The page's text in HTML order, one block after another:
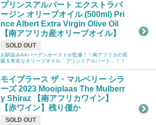
プリンスアルバート エクストラバ
ージン オリーブオイル (500ml) Pri
nce Albert Extra Virgin Olive Oil
【南アフリカ産オリーブオイル】
SOLD OUT
お馴染みAAバーデンホーストが監修！！南アフリカの高
級＆有名なオリーブオイル「プリンスアルバート」！！
モイプラース ザ・マルベリー シラ
ーズ 2023 Mooiplaas The Mulberr
y Shiraz 【南アフリカワイン】
【赤ワイン】残り僅か
SOLD OUT